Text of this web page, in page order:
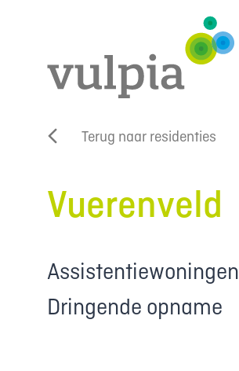
Terug naar residenties
Vuerenveld
Assistentiewoningen
Dringende opname